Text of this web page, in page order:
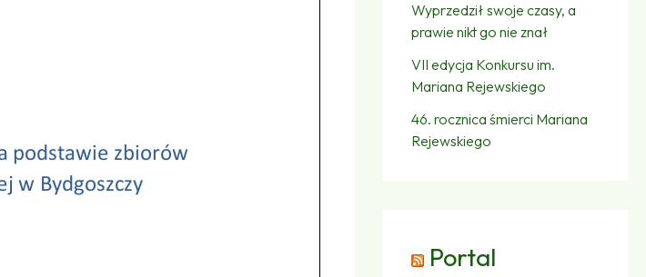
Wyprzedził swoje czasy, a
prawie nikt go nie znał
VII edycja Konkursu im.
Mariana Rejewskiego
46. rocznica śmierci Mariana
Rejewskiego
Portal